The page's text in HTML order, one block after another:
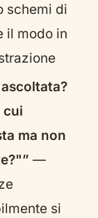
schemi di
il modo in
cui
ma non
—
si